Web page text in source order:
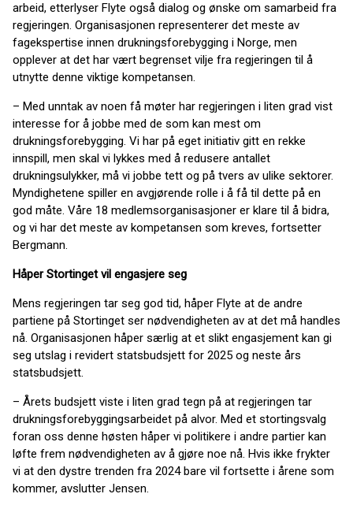
arbeid, etterlyser Flyte også dialog og ønske om samarbeid fra
regjeringen. Organisasjonen representerer det meste av
fagekspertise innen drukningsforebygging i Norge, men
opplever at det har vært begrenset vilje fra regjeringen til å
utnytte denne viktige kompetansen.
– Med unntak av noen få møter har regjeringen i liten grad vist
interesse for å jobbe med de som kan mest om
drukningsforebygging. Vi har på eget initiativ gitt en rekke
innspill, men skal vi lykkes med å redusere antallet
drukningsulykker, må vi jobbe tett og på tvers av ulike sektorer.
Myndighetene spiller en avgjørende rolle i å få til dette på en
god måte. Våre 18 medlemsorganisasjoner er klare til å bidra,
og vi har det meste av kompetansen som kreves, fortsetter
Bergmann.
Håper Stortinget vil engasjere seg
Mens regjeringen tar seg god tid, håper Flyte at de andre
partiene på Stortinget ser nødvendigheten av at det må handles
nå. Organisasjonen håper særlig at et slikt engasjement kan gi
seg utslag i revidert statsbudsjett for 2025 og neste års
statsbudsjett.
– Årets budsjett viste i liten grad tegn på at regjeringen tar
drukningsforebyggingsarbeidet på alvor. Med et stortingsvalg
foran oss denne høsten håper vi politikere i andre partier kan
løfte frem nødvendigheten av å gjøre noe nå. Hvis ikke frykter
vi at den dystre trenden fra 2024 bare vil fortsette i årene som
kommer, avslutter Jensen.